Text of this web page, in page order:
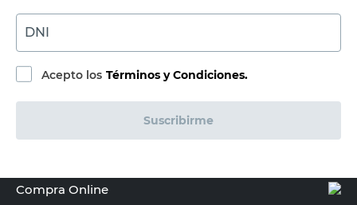
DNI
Acepto los Términos y Condiciones.
Suscribirme
Compra Online